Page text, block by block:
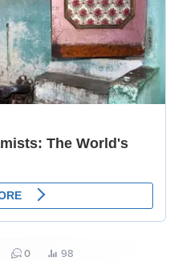
0 98